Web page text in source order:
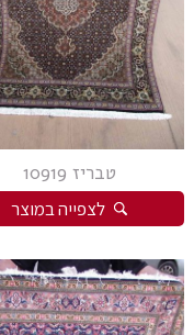
טבריז 10919
לצפייה במוצר